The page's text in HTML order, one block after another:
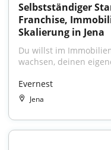
Selbstständiger
Franchise,
Skalierung in Jena
Du willst im
wachsen, deinen
Evernest
Jena